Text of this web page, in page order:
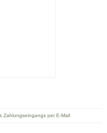
Zahlungseingangs per E-Mail